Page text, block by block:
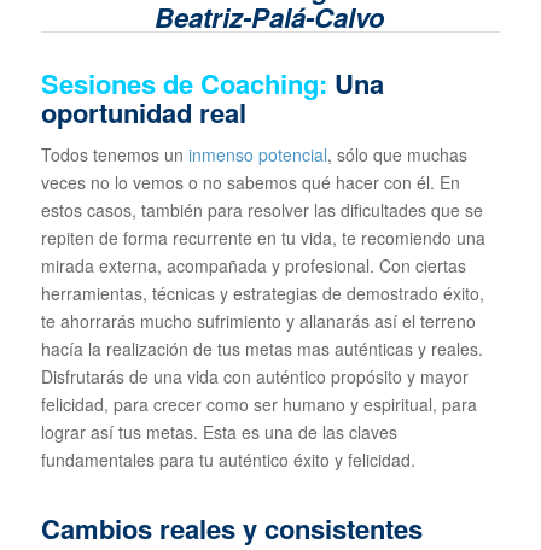
Sesiones de Coaching: Una
oportunidad real
Todos tenemos un inmenso potencial, sólo que muchas
veces no lo vemos o no sabemos qué hacer con él. En
estos casos, también para resolver las dificultades que se
repiten de forma recurrente en tu vida, te recomiendo una
mirada externa, acompañada y profesional. Con ciertas
herramientas, técnicas y estrategias de demostrado éxito,
te ahorrarás mucho sufrimiento y allanarás así el terreno
hacía la realización de tus metas mas auténticas y reales.
Disfrutarás de una vida con auténtico propósito y mayor
felicidad, para crecer como ser humano y espiritual, para
lograr así tus metas. Esta es una de las claves
fundamentales para tu auténtico éxito y felicidad.
Cambios reales y consistentes